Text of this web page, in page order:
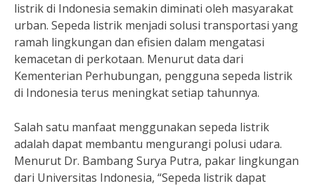
listrik di Indonesia semakin diminati oleh masyarakat
urban. Sepeda listrik menjadi solusi transportasi yang
ramah lingkungan dan efisien dalam mengatasi
kemacetan di perkotaan. Menurut data dari
Kementerian Perhubungan, pengguna sepeda listrik
di Indonesia terus meningkat setiap tahunnya.
Salah satu manfaat menggunakan sepeda listrik
adalah dapat membantu mengurangi polusi udara.
Menurut Dr. Bambang Surya Putra, pakar lingkungan
dari Universitas Indonesia, “Sepeda listrik dapat